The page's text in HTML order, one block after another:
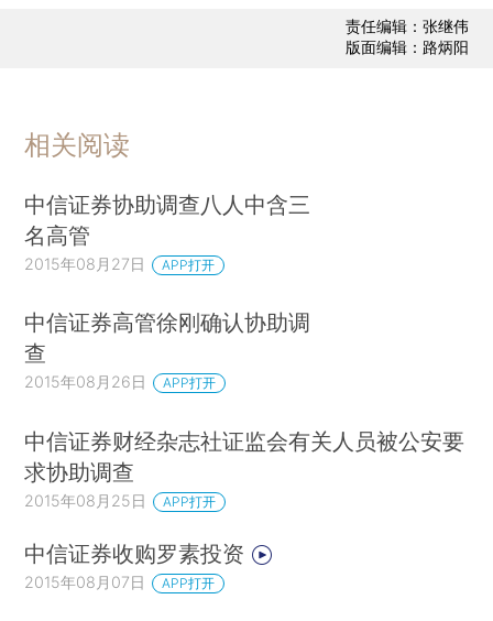
责任编辑：张继伟
版面编辑：路炳阳
相关阅读
中信证券协助调查八人中含三
名高管
2015年08月27日 APP打开
中信证券高管徐刚确认协助调
查
2015年08月26日 APP打开
中信证券财经杂志社证监会有关人员被公安要
求协助调查
2015年08月25日 APP打开
中信证券收购罗素投资
2015年08月07日 APP打开